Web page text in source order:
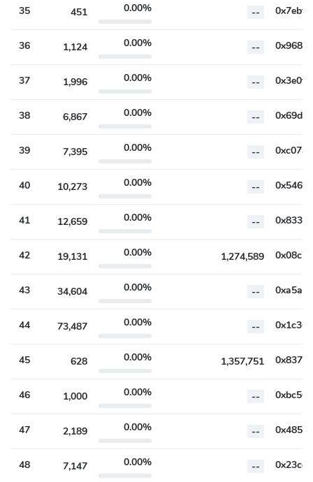
35 451 0.00% --
36 1,124 0.00% --
37 1,996 0.00% --
38 6,867 0.00% --
39 7,395 0.00% --
40 10,273 0.00% --
41 12,659 0.00% --
42 19,131 0.00% 1,274,589
43 34,604 0.00% --
44 73,487 0.00% --
45 628 0.00% 1,357,751
46 1,000 0.00% --
47 2,189 0.00% --
48 7,147 0.00% --